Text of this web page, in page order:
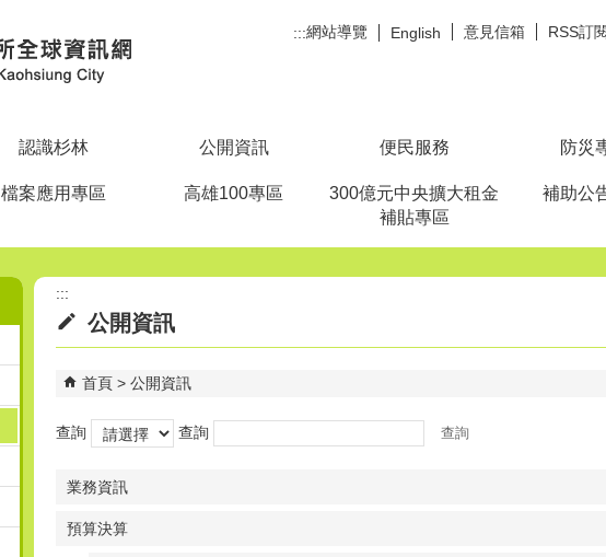
:::網站導覽 English 意見信箱 RSS訂
認識杉林 公開資訊 便民服務 防災
檔案應用專區 高雄100專區
300億元中央擴大租金
補貼專區
補助公
:::
公開資訊
首頁 公開資訊
查詢 查詢
業務資訊
預算決算